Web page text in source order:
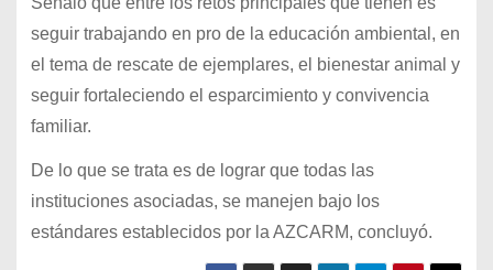
seguir trabajando en pro de la educación ambiental, en
el tema de rescate de ejemplares, el bienestar animal y
seguir fortaleciendo el esparcimiento y convivencia
familiar.
De lo que se trata es de lograr que todas las
instituciones asociadas, se manejen bajo los
estándares establecidos por la AZCARM, concluyó.